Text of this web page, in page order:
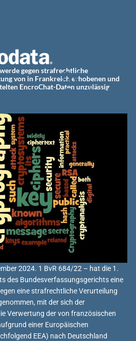
ny
GmbH
gegen strafrechtliche
von in Frankreich erhobenen und
EncroChat-Daten unzulässig
2024. 1 BvR 684/22 – hat die 1.
des Bundesverfassungsgerichts eine
eine strafrechtliche Verurteilung
mit der sich der
Verwertung der von französischen
einer Europäischen
EEA) nach Deutschland